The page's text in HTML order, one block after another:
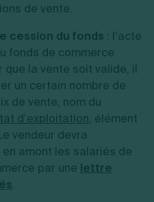
de vente.
cession du fonds : l’acte
fonds de commerce
la vente soit valide, il
un certain nombre de
de vente, nom du
d’exploitation, élément
vendeur devra
amont les salariés de
par une lettre
.